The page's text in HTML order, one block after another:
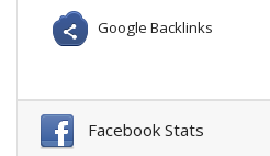
Google Backlinks
Facebook Stats